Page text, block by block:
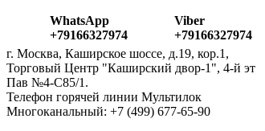
WhatsApp
+79166327974
Viber
+79166327974
г. Москва, Каширское шоссе, д.19, кор.1,
Торговый Центр "Каширский двор-1", 4-й эт
Пав №4-С85/1.
Телефон горячей линии Мультилок
Многоканальный: ‎+7 (499) 677-65-90